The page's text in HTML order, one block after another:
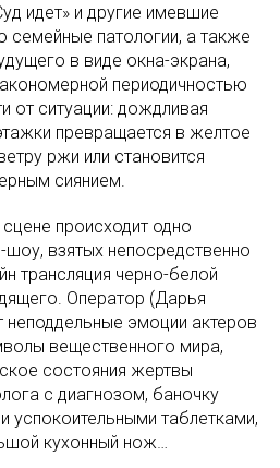
идет» и другие имевшие
семейные патологии, а также
в виде окна-экрана,
периодичностью
от ситуации: дождливая
превращается в желтое
ржи или становится
сиянием.
происходит одно
взятых непосредственно
трансляция черно-белой
Оператор (Дарья
эмоции актеров
вещественного мира,
состояния жертвы
с диагнозом, баночку
успокоительными таблетками,
кухонный нож…